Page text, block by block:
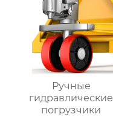
Ручные
гидравлические
погрузчики